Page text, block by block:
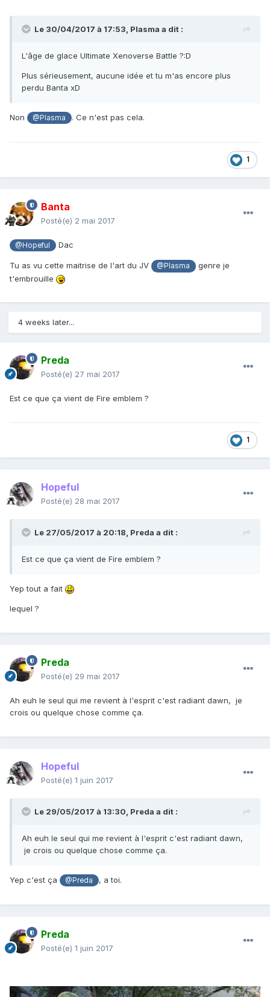
Le 30/04/2017 à 17:53, Plasma a dit :
L'âge de glace Ultimate Xenoverse Battle ?:D
Plus sérieusement, aucune idée et tu m'as encore plus
perdu Banta xD
Non @Plasma . Ce n'est pas cela.
1
Banta
Posté(e) 2 mai 2017
@Hopeful Dac
Tu as vu cette maitrise de l'art du JV @Plasma
genre je
t'embrouille
4 weeks later...
Preda
Posté(e) 27 mai 2017
Est ce que ça vient de Fire emblem ?
1
Hopeful
Posté(e) 28 mai 2017
Le 27/05/2017 à 20:18, Preda a dit :
Est ce que ça vient de Fire emblem ?
Yep tout a fait
lequel ?
Preda
Posté(e) 29 mai 2017
Ah euh le seul qui me revient à l'esprit c'est radiant dawn, je
crois ou quelque chose comme ça.
Hopeful
Posté(e) 1 juin 2017
Le 29/05/2017 à 13:30, Preda a dit :
Ah euh le seul qui me revient à l'esprit c'est radiant dawn,
je crois ou quelque chose comme ça.
Yep c'est ça @Preda , a toi.
Preda
Posté(e) 1 juin 2017